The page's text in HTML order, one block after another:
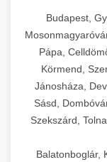
Fejlett AI-
🍞 20.
🔪 21.
Ipari hús- és
Budapest,
Pápa,
Körmend,
Jánosháza,
Sásd,
Szekszárd,
Balatonboglár,